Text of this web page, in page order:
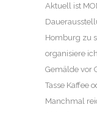
Aktuell ist
Homburg zu
organisiere
Gemälde vor
Tasse Kaffee
Manchmal